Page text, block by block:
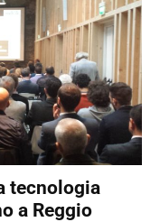
tecnologia
a Reggio